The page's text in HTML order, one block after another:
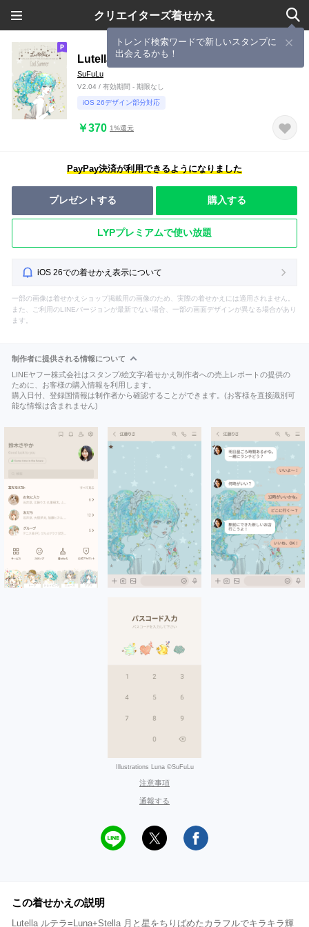
クリエイターズ着せかえ
トレンド検索ワードで新しいスタンプに
出会えるかも！
Lutella #cool Summer
SuFuLu
V2.04 / 有効期間 - 期限なし
iOS 26デザイン部分対応
￥370 1%還元
PayPay決済が利用できるようになりました
プレゼントする 購入する
LYPプレミアムで使い放題
iOS 26での着せかえ表示について
一部の画像は着せかえショップ掲載用の画像のため、実際の着せかえには適用されません。
また、ご利用のLINEバージョンが最新でない場合、一部の画面デザインが異なる場合があり
ます。
制作者に提供される情報について
LINEヤフー株式会社はスタンプ/絵文字/着せかえ制作者への売上レポートの提供の
ために、お客様の購入情報を利用します。
購入日付、登録国情報は制作者から確認することができます。(お客様を直接識別可
能な情報は含まれません)
Illustrations Luna ©SuFuLu
注意事項
通報する
この着せかえの説明
Lutella ルテラ=Luna+Stella 月と星をちりばめたカラフルでキラキラ輝